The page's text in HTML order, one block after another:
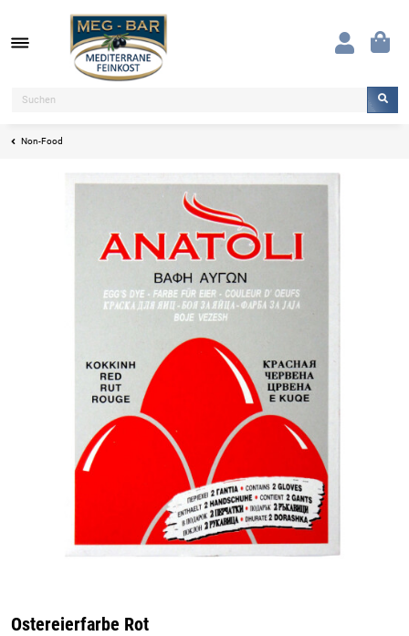
Non-Food
Ostereierfarbe Rot